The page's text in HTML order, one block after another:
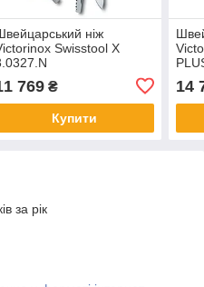
ніж
Swisstool X
769₴
Купити
14
за рік